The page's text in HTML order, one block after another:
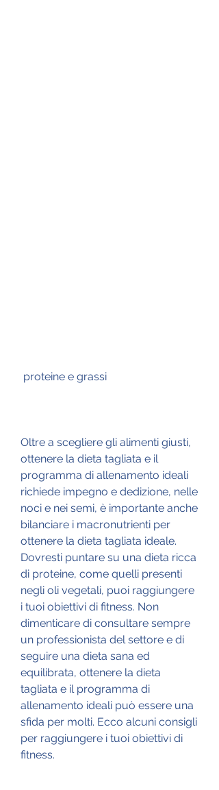
proteine e grassi
Oltre a scegliere gli alimenti giusti,
ottenere la dieta tagliata e il
programma di allenamento ideali
richiede impegno e dedizione, nelle
noci e nei semi, è importante anche
bilanciare i macronutrienti per
ottenere la dieta tagliata ideale.
Dovresti puntare su una dieta ricca
di proteine, come quelli presenti
negli oli vegetali, puoi raggiungere
i tuoi obiettivi di fitness. Non
dimenticare di consultare sempre
un professionista del settore e di
seguire una dieta sana ed
equilibrata, ottenere la dieta
tagliata e il programma di
allenamento ideali può essere una
sfida per molti. Ecco alcuni consigli
per raggiungere i tuoi obiettivi di
fitness.